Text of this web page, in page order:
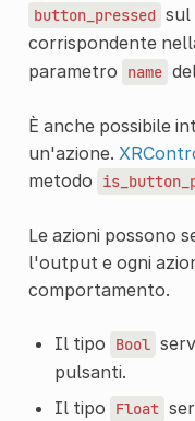
button_pressed sul
corrispondente
parametro
name
È anche possibile
un'azione.
metodo
Le azioni possono
l'output e ogni
comportamento.
Il tipo Bool
pulsanti.
Il tipo
Float